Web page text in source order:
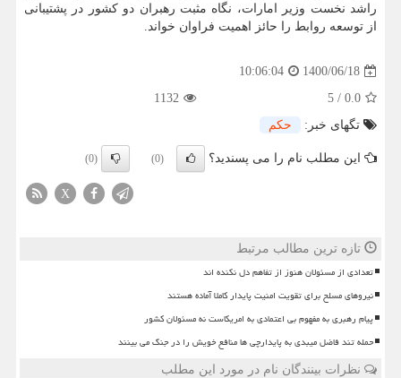
راشد نخست وزیر امارات، نگاه مثبت رهبران دو کشور در پشتیبانی
از توسعه روابط را حائز اهمیت فراوان خواند.
1400/06/18
10:06:04
0.0
/
5
1132
تگهای خبر:
حكم
این مطلب نام را می پسندید؟ (0)
(0)
X
تازه ترین مطالب مرتبط
تعدادی از مسئولان هنوز از تفاهم دل نکنده اند
نیروهای مسلح برای تقویت امنیت پایدار کاملا آماده هستند
پیام رهبری به مفهوم بی اعتمادی به امریکاست نه مسئولان کشور
حمله تند فاضل میبدی به پایدارچی ها منافع خویش را در جنگ می بینند
نظرات بینندگان نام در مورد این مطلب